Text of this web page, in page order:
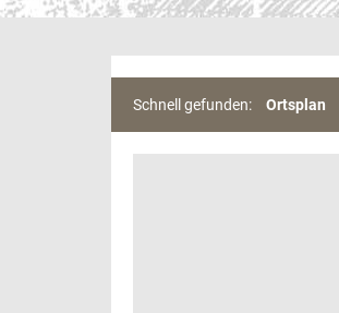
Schnell gefunden: Ortsplan